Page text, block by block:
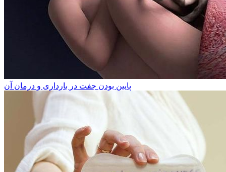
پایین بودن جفت در بارداری و درمان آن